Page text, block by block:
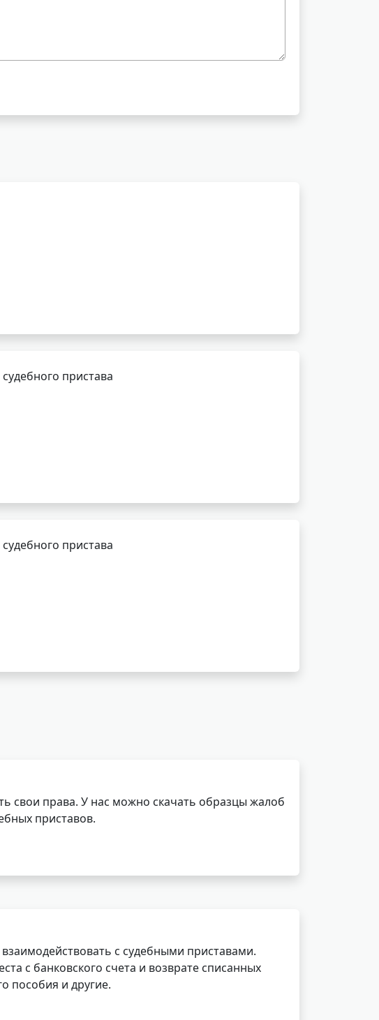
пристава
пристава
свои права. У нас можно скачать образцы жалоб
приставов.
с судебными приставами.
с банковского счета и возврате списанных
пособия и другие.